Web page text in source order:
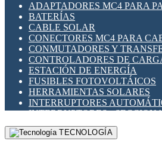
ADAPTADORES MC4 PARA
BATERÍAS
CABLE SOLAR
CONECTORES MC4 PARA
CONMUTADORES Y
CONTROLADORES DE
ESTACIÓN DE ENERGÍA
FUSIBLES FOTOVOLTÁICOS
HERRAMIENTAS SOLARES
INTERRUPTORES
INTERRUPTORES -
FOTOVOLTÁICOS
MONTAJE PANEL SOLAR
TECNOLOGÍA